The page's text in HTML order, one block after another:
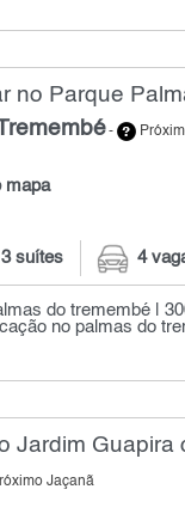
no Parque
-
mapa
3 suítes 4
do tremembé |
no palmas do
Jardim Guapira
Jaçanã